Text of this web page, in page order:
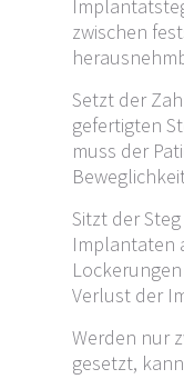
zwischen
Setzt der
gefertigten
muss der
Sitzt der
Implantaten
Verlust der
Werden nur
gesetzt,